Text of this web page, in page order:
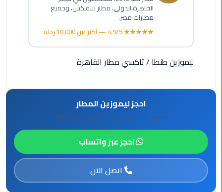
تاكسي
مطار
القاهرة
ليموزين
ليموزين
المطار
ليموزين
القاهرة الدولي، مطار سفنكس، وجميع
مطارات مصر.
★★★★★ 4.9/5 — أكثر من 10,000 رحلة
ليموزين طنطا /تاكسي مطار القاهرة
احجز ليموزين المطار
أسعار ثابتة، سائقون محترفون، خدمة 24/7
احجز عبر واتساب
اتصل الآن